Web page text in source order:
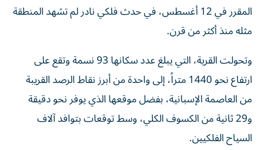
المقرر في 12 أغسطس، في حدث فلكي نادر لم تشهد المنطقة
مثله منذ أكثر من قرن.
وتحولت القرية، التي يبلغ عدد سكانها 93 نسمة وتقع على
ارتفاع نحو 1440 متراً، إلى واحدة من أبرز نقاط الرصد القريبة
من العاصمة الإسبانية، بفضل موقعها الذي يوفر نحو دقيقة
و29 ثانية من الكسوف الكلي، وسط توقعات بتوافد آلاف
السياح الفلكيين.